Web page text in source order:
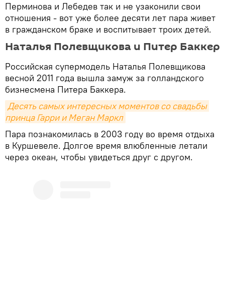
Перминова и Лебедев так и не узаконили свои
отношения - вот уже более десяти лет пара живет
в гражданском браке и воспитывает троих детей.
Наталья Полевщикова и Питер Баккер
Российская супермодель Наталья Полевщикова
весной 2011 года вышла замуж за голландского
бизнесмена Питера Баккера.
Десять самых интересных моментов со свадьбы
принца Гарри и Меган Маркл
Пара познакомилась в 2003 году во время отдыха
в Куршевеле. Долгое время влюбленные летали
через океан, чтобы увидеться друг с другом.